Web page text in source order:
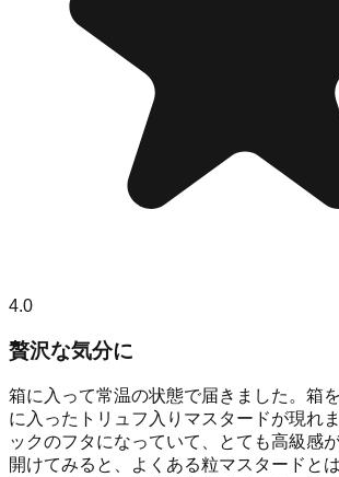
4.0
贅沢な気分に
箱に入って常温の状態で届きました。箱
に入ったトリュフ入りマスタードが現れ
ックのフタになっていて、とても高級感
開けてみると、よくある粒マスタードと